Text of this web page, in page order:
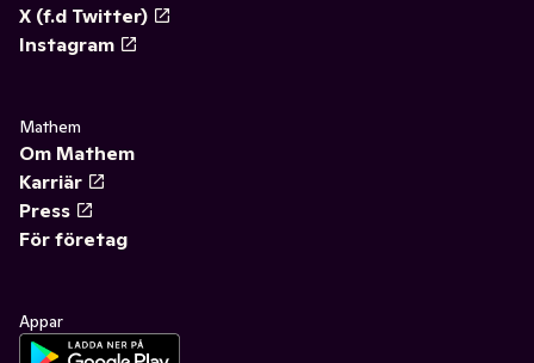
X (f.d Twitter)
Instagram
Mathem
Om Mathem
Karriär
Press
För företag
Appar